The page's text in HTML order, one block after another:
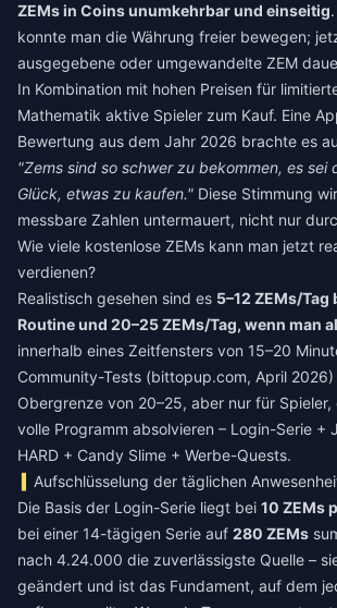
ZEMs in Coins unumkehrbar und einseitig
konnte man die Währung freier bewegen;
ausgegebene oder umgewandelte ZEM
In Kombination mit hohen Preisen für
Mathematik aktive Spieler zum Kauf. Eine
Bewertung aus dem Jahr 2026 brachte es
"Zems sind so schwer zu bekommen, es sei
Glück, etwas zu kaufen." Diese Stimmung
messbare Zahlen untermauert, nicht nur
Wie viele kostenlose ZEMs kann man jetzt
verdienen?
Realistisch gesehen sind es 5–12 ZEMs/
Routine und 20–25 ZEMs/Tag, wenn man
innerhalb eines Zeitfensters von 15–20
Community-Tests (bittopup.com, April
Obergrenze von 20–25, aber nur für
volle Programm absolvieren – Login-Serie +
HARD + Candy Slime + Werbe-Quests.
Aufschlüsselung der täglichen
Die Basis der Login-Serie liegt bei 10 ZEMs
bei einer 14-tägigen Serie auf 280 ZEMs
nach 4.24.000 die zuverlässigste Quelle –
geändert und ist das Fundament, auf dem